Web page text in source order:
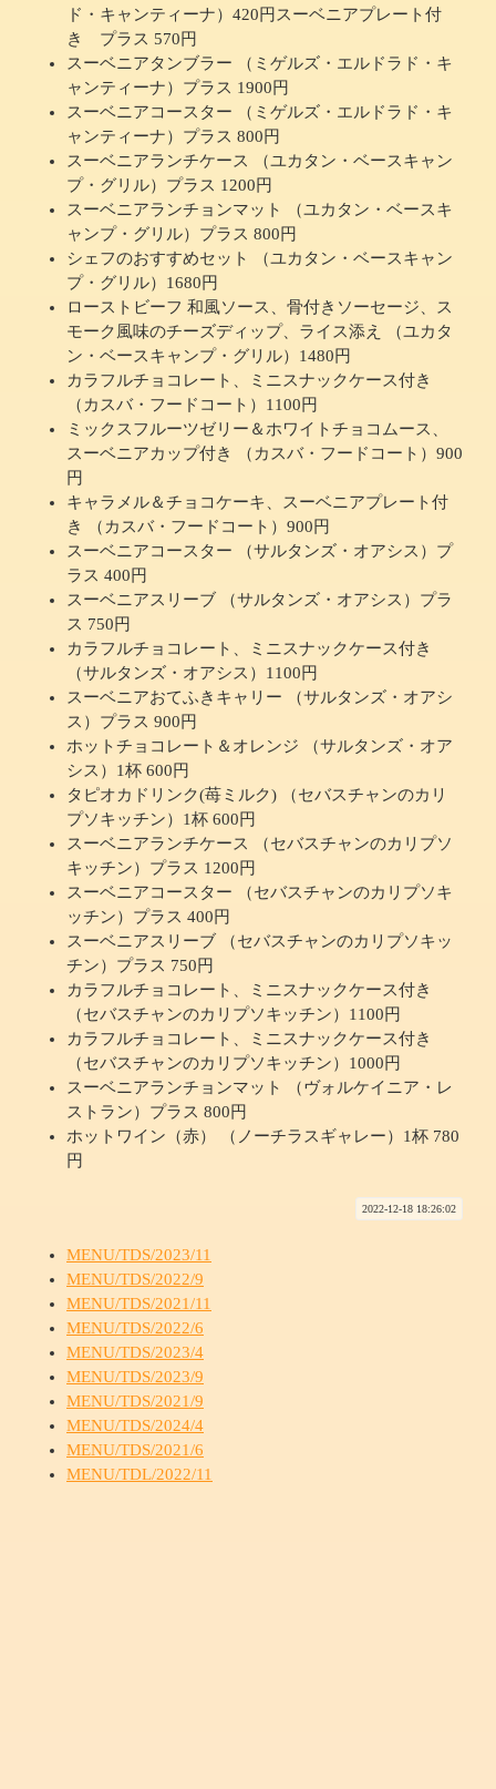
ド・キャンティーナ）420円スーベニアプレート付
き プラス 570円
スーベニアタンブラー （ミゲルズ・エルドラド・キ
ャンティーナ）プラス 1900円
スーベニアコースター （ミゲルズ・エルドラド・キ
ャンティーナ）プラス 800円
スーベニアランチケース （ユカタン・ベースキャン
プ・グリル）プラス 1200円
スーベニアランチョンマット （ユカタン・ベースキ
ャンプ・グリル）プラス 800円
シェフのおすすめセット （ユカタン・ベースキャン
プ・グリル）1680円
ローストビーフ 和風ソース、骨付きソーセージ、ス
モーク風味のチーズディップ、ライス添え （ユカタ
ン・ベースキャンプ・グリル）1480円
カラフルチョコレート、ミニスナックケース付き
（カスバ・フードコート）1100円
ミックスフルーツゼリー＆ホワイトチョコムース、
スーベニアカップ付き （カスバ・フードコート）900
円
キャラメル＆チョコケーキ、スーベニアプレート付
き （カスバ・フードコート）900円
スーベニアコースター （サルタンズ・オアシス）プ
ラス 400円
スーベニアスリーブ （サルタンズ・オアシス）プラ
ス 750円
カラフルチョコレート、ミニスナックケース付き
（サルタンズ・オアシス）1100円
スーベニアおてふきキャリー （サルタンズ・オアシ
ス）プラス 900円
ホットチョコレート＆オレンジ （サルタンズ・オア
シス）1杯 600円
タピオカドリンク(苺ミルク) （セバスチャンのカリ
プソキッチン）1杯 600円
スーベニアランチケース （セバスチャンのカリプソ
キッチン）プラス 1200円
スーベニアコースター （セバスチャンのカリプソキ
ッチン）プラス 400円
スーベニアスリーブ （セバスチャンのカリプソキッ
チン）プラス 750円
カラフルチョコレート、ミニスナックケース付き
（セバスチャンのカリプソキッチン）1100円
カラフルチョコレート、ミニスナックケース付き
（セバスチャンのカリプソキッチン）1000円
スーベニアランチョンマット （ヴォルケイニア・レ
ストラン）プラス 800円
ホットワイン（赤） （ノーチラスギャレー）1杯 780
円
2022-12-18 18:26:02
MENU/TDS/2023/11
MENU/TDS/2022/9
MENU/TDS/2021/11
MENU/TDS/2022/6
MENU/TDS/2023/4
MENU/TDS/2023/9
MENU/TDS/2021/9
MENU/TDS/2024/4
MENU/TDS/2021/6
MENU/TDL/2022/11